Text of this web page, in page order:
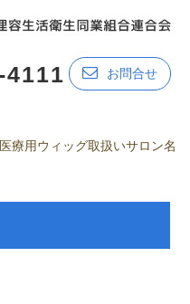
4111 お問合せ
医療用ウィッグ取扱いサロン名